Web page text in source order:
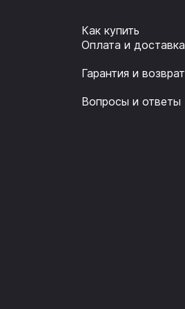
Как купить
Оплата и доставка
Гарантия и возврат
Вопросы и ответы